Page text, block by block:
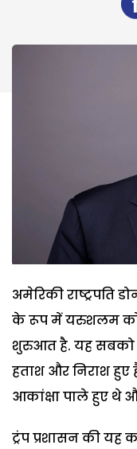
अमेरिकी राष्ट्रपति
के रूप में यरुशलम
शुरुआत है. यह सबको
हताश और निराश हुए
आकांक्षा पाले हुए थे
ट्रंप प्रशासन की